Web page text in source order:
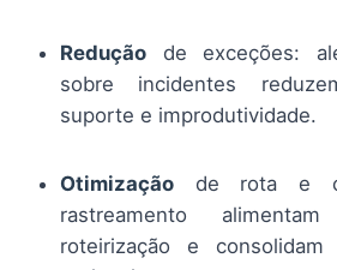
Redução de exceções:
sobre incidentes
suporte e improdutividade.
Otimização de rota e
rastreamento
roteirização e